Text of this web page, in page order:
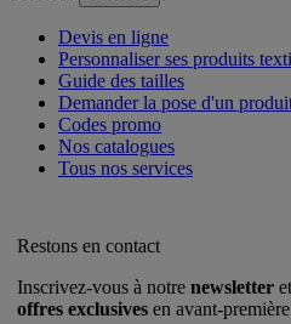
Devis en ligne
Personnaliser ses produits
Guide des tailles
Demander la pose d'un
Codes promo
Nos catalogues
Tous nos services
Restons en contact
Inscrivez-vous à notre newsletter
offres exclusives en avant-